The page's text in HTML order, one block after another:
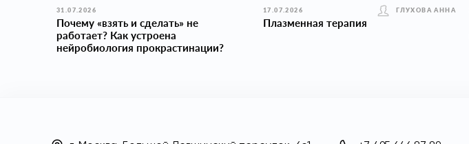
31.07.2026
Почему «взять и сделать» не
работает? Как устроена
нейробиология прокраcтинации?
17.07.2026 ГЛУХОВА АННА
Плазменная терапия